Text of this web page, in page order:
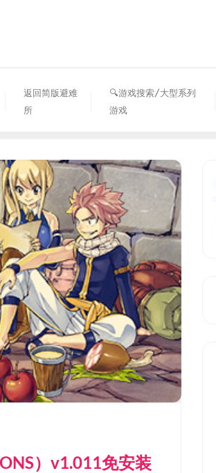
返回简版避难
所
🔍游戏搜索/大型系列
游戏
）v1.011免安装